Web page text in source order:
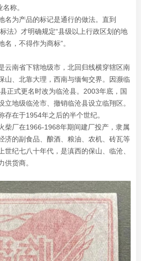
称。
名为产品的标记是通行的做法。直到
法》才明确规定“县级以上行政区划的地
，不得作为商标”。
云南省下辖地级市，北回归线横穿辖区南
山、北靠大理，西南与缅甸交界。因濒临
正式更名时改为临沧县。2003年底，国
立地级临沧市、撤销临沧县设立临翔区。
存在于1954年之后的半个世纪。
柴厂在1966-1968年期间建厂投产，隶属
济的副食品、酿酒、粮油、农机、砖瓦等
世纪七八十年代，是滇西的保山、临沧、
供货商。